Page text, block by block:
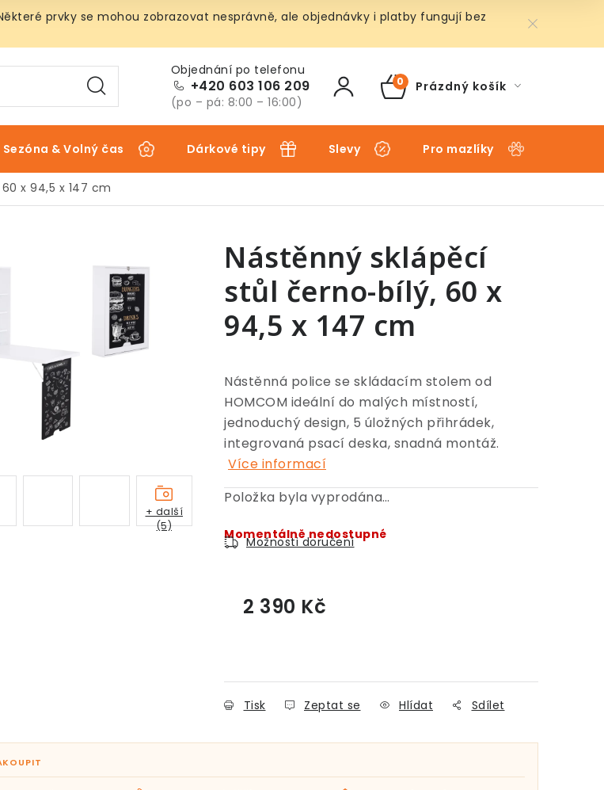
prvky se mohou zobrazovat nesprávně, ale objednávky i platby fungují bez
+420 603 106 209
(po – pá: 8:00 – 16:00) NÁKUPNÍ
Prázdný košík
Sezóna & Volný čas Dárkové tipy Slevy Pro mazlíky
x 94,5 x 147 cm
Nástěnný sklápěcí
stůl černo-bílý, 60 x
94,5 x 147 cm
Nástěnná police se skládacím stolem od
HOMCOM ideální do malých místností,
jednoduchý design, 5 úložných přihrádek,
integrovaná psací deska, snadná montáž.
Více informací
Položka byla vyprodána…
Momentálně nedostupné
Možnosti doručení
2 390 Kč
Tisk Zeptat se Hlídat Sdílet
+ další
(5)